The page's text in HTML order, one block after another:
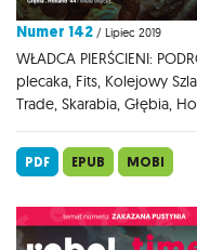
Numer 142 / Lipiec 2019
WŁADCA PIERŚCIENI:
plecaka, Fits, Kolejowy
Trade, Skarabia, Głębia,
PDF EPUB MOBI